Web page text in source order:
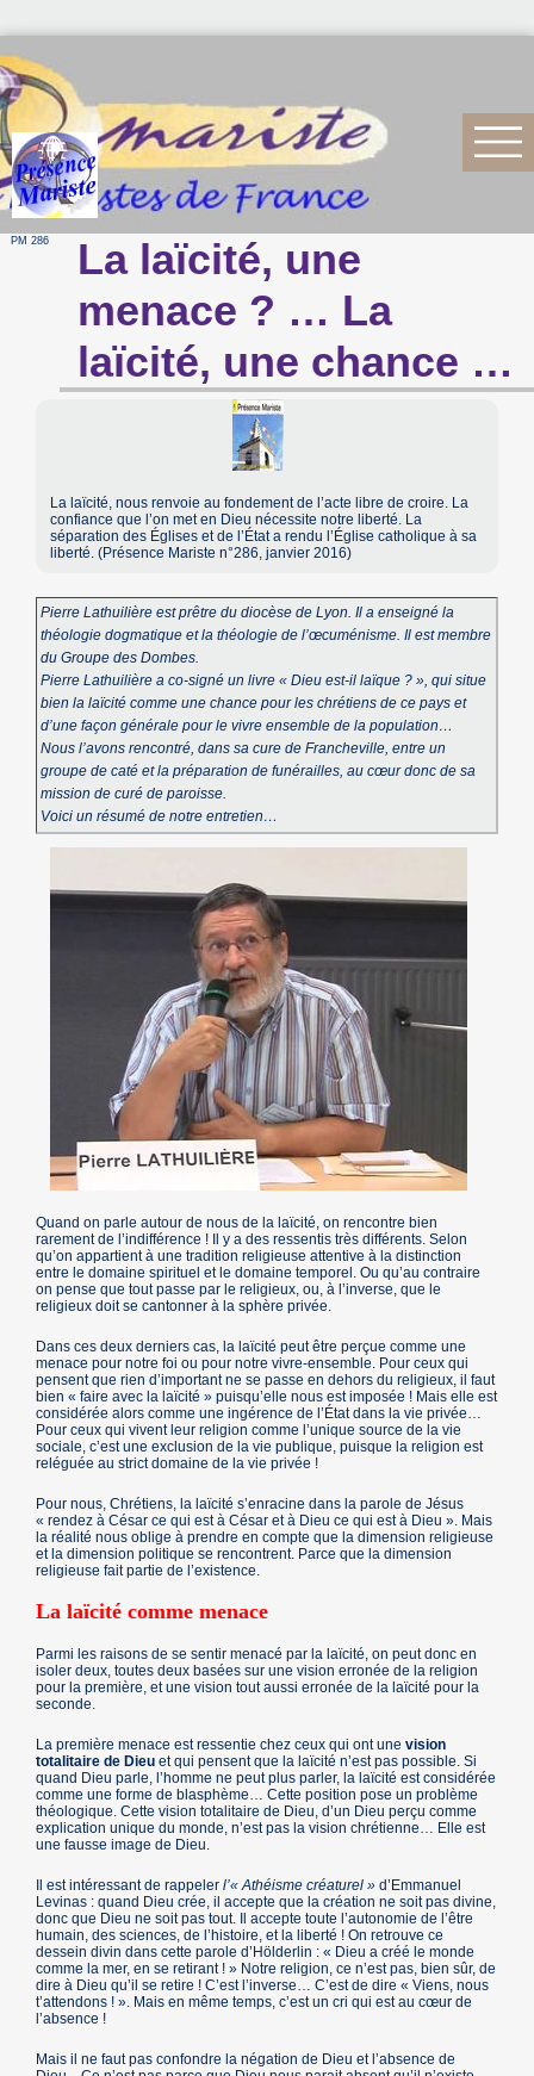
PM 286
La laïcité, une
menace ? … La
laïcité, une chance …
La laïcité, nous renvoie au fondement de l’acte libre de croire. La
confiance que l’on met en Dieu nécessite notre liberté. La
séparation des Églises et de l’État a rendu l’Église catholique à sa
liberté. (Présence Mariste n°286, janvier 2016)
Pierre Lathuilière est prêtre du diocèse de Lyon. Il a enseigné la
théologie dogmatique et la théologie de l’œcuménisme. Il est membre
du Groupe des Dombes.
Pierre Lathuilière a co-signé un livre « Dieu est-il laïque ? », qui situe
bien la laïcité comme une chance pour les chrétiens de ce pays et
d’une façon générale pour le vivre ensemble de la population…
Nous l’avons rencontré, dans sa cure de Francheville, entre un
groupe de caté et la préparation de funérailles, au cœur donc de sa
mission de curé de paroisse.
Voici un résumé de notre entretien…
Quand on parle autour de nous de la laïcité, on rencontre bien
rarement de l’indifférence ! Il y a des ressentis très différents. Selon
qu’on appartient à une tradition religieuse attentive à la distinction
entre le domaine spirituel et le domaine temporel. Ou qu’au contraire
on pense que tout passe par le religieux, ou, à l’inverse, que le
religieux doit se cantonner à la sphère privée.
Dans ces deux derniers cas, la laïcité peut être perçue comme une
menace pour notre foi ou pour notre vivre-ensemble. Pour ceux qui
pensent que rien d’important ne se passe en dehors du religieux, il faut
bien « faire avec la laïcité » puisqu’elle nous est imposée ! Mais elle est
considérée alors comme une ingérence de l’État dans la vie privée…
Pour ceux qui vivent leur religion comme l’unique source de la vie
sociale, c’est une exclusion de la vie publique, puisque la religion est
reléguée au strict domaine de la vie privée !
Pour nous, Chrétiens, la laïcité s’enracine dans la parole de Jésus
« rendez à César ce qui est à César et à Dieu ce qui est à Dieu ». Mais
la réalité nous oblige à prendre en compte que la dimension religieuse
et la dimension politique se rencontrent. Parce que la dimension
religieuse fait partie de l’existence.
La laïcité comme menace
Parmi les raisons de se sentir menacé par la laïcité, on peut donc en
isoler deux, toutes deux basées sur une vision erronée de la religion
pour la première, et une vision tout aussi erronée de la laïcité pour la
seconde.
La première menace est ressentie chez ceux qui ont unevision
totalitaire de Dieu et qui pensent que la laïcité n’est pas possible. Si
quand Dieu parle, l’homme ne peut plus parler, la laïcité est considérée
comme une forme de blasphème… Cette position pose un problème
théologique. Cette vision totalitaire de Dieu, d’un Dieu perçu comme
explication unique du monde, n’est pas la vision chrétienne… Elle est
une fausse image de Dieu.
Il est intéressant de rappelerl’« Athéisme créaturel » d’Emmanuel
Levinas : quand Dieu crée, il accepte que la création ne soit pas divine,
donc que Dieu ne soit pas tout. Il accepte toute l’autonomie de l’être
humain, des sciences, de l’histoire, et la liberté ! On retrouve ce
dessein divin dans cette parole d’Hölderlin : « Dieu a créé le monde
comme la mer, en se retirant ! » Notre religion, ce n’est pas, bien sûr, de
dire à Dieu qu’il se retire ! C’est l’inverse… C’est de dire « Viens, nous
t’attendons ! ». Mais en même temps, c’est un cri qui est au cœur de
l’absence !
Mais il ne faut pas confondre la négation de Dieu et l’absence de